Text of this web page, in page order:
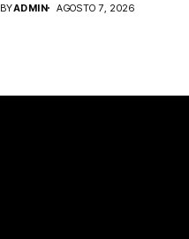
BYADMIN AGOSTO 7, 2026